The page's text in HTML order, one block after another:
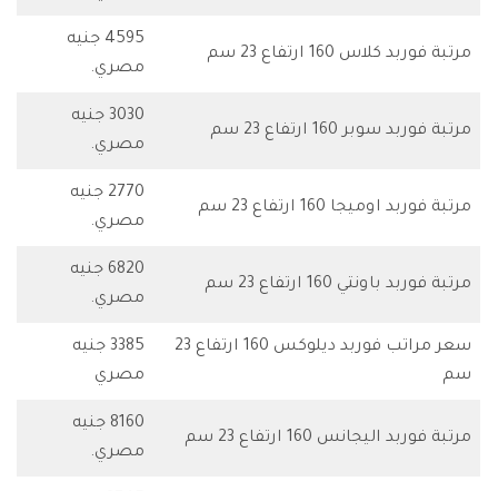
مرتبة فوربد كلاس 160 ارتفاع 23 سم
4595 جنيه
مصري.
مرتبة فوربد سوبر 160 ارتفاع 23 سم
3030 جنيه
مصري.
مرتبة فوربد اوميجا 160 ارتفاع 23 سم
2770 جنيه
مصري.
مرتبة فوربد باونتي 160 ارتفاع 23 سم
6820 جنيه
مصري.
سعر مراتب فوربد ديلوكس 160 ارتفاع 23
سم
3385 جنيه
مصري
مرتبة فوربد اليجانس 160 ارتفاع 23 سم
8160 جنيه
مصري.